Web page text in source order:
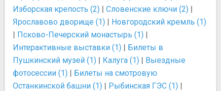
Изборская крепость (2) | Словенские ключи (2) |
Ярославово дворище (1) | Новгородский кремль (1)
| Псково-Печерский монастырь (1) |
Интерактивные выставки (1) | Билеты в
Пушкинский музей (1) | Калуга (1) | Выездные
фотосессии (1) | Билеты на смотровую
Останкинской башни (1) | Рыбинская ГЭС (1) |